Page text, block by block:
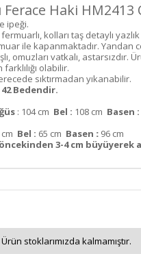
Ferace Haki HM2413
ipeği.
kolları taş detaylı yazlık
ile kapanmaktadır. Yandan
omuzları vatkalı, astarsızdır.
olabilir.
sıktırmadan yıkanabilir.
Bedendir.
: 104 cm Bel : 108 cm Basen :
Bel : 65 cm Basen : 96 cm
3-4 cm büyüyerek
Ürün stoklarımızda kalmamıştır.